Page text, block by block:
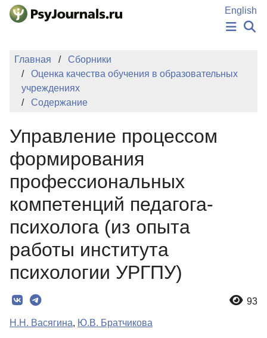
Перейти к основному содержанию
English
НОВОСТИ
ИЗДАНИЯ
АВТОРЫ
Регистрация
Вход
Главная
Сборники
Оценка качества обучения в образовательных
учреждениях
Содержание
Управление процессом
формирования
профессиональных
компетенций педагога-
психолога (из опыта
работы института
психологии УРГПУ)
93
Н.Н. Васягина, Ю.В. Братчикова